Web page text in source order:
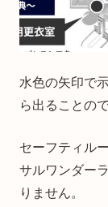
水色の矢印で
ら出ることの
セーフティル
サルワンダー
りません。